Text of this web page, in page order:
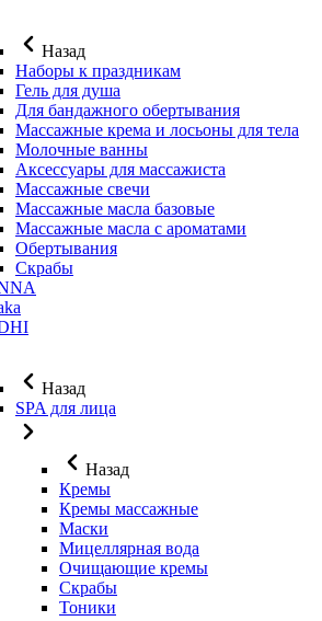
Назад
Наборы к праздникам
Гель для душа
Для бандажного обертывания
Массажные крема и лосьоны для тела
Молочные ванны
Аксессуары для массажиста
Массажные свечи
Массажные масла базовые
Массажные масла с ароматами
Обертывания
Скрабы
Назад
SPA для лица
Назад
Кремы
Кремы массажные
Маски
Мицеллярная вода
Очищающие кремы
Скрабы
Тоники